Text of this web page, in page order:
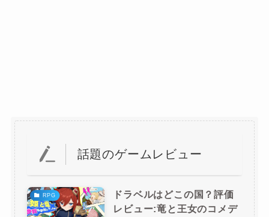
話題のゲームレビュー
RPG
ドラベルはどこの国？評価
レビュー:竜と王女のコメデ